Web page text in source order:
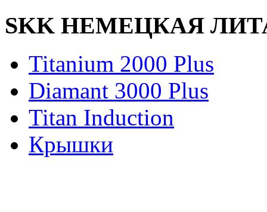
SKK НЕМЕЦКАЯ
Titanium 2000 Plus
Diamant 3000 Plus
Titan Induction
Крышки